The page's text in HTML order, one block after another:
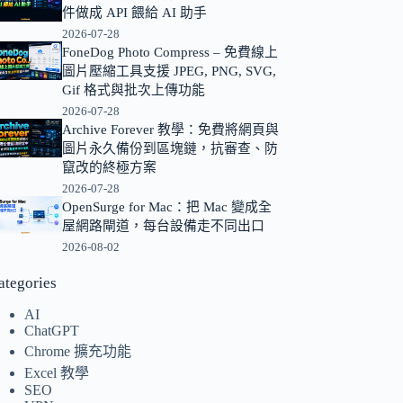
件做成 API 餵給 AI 助手
2026-07-28
FoneDog Photo Compress – 免費線上
圖片壓縮工具支援 JPEG, PNG, SVG,
Gif 格式與批次上傳功能
2026-07-28
Archive Forever 教學：免費將網頁與
圖片永久備份到區塊鏈，抗審查、防
竄改的終極方案
2026-07-28
OpenSurge for Mac：把 Mac 變成全
屋網路閘道，每台設備走不同出口
2026-08-02
AI
ChatGPT
Chrome 擴充功能
Excel 教學
SEO